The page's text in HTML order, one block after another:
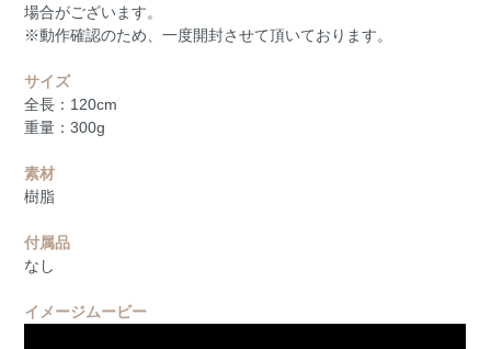
場合がございます。
※動作確認のため、一度開封させて頂いております。
サイズ
全長：120cm
重量：300g
素材
樹脂
付属品
なし
イメージムービー